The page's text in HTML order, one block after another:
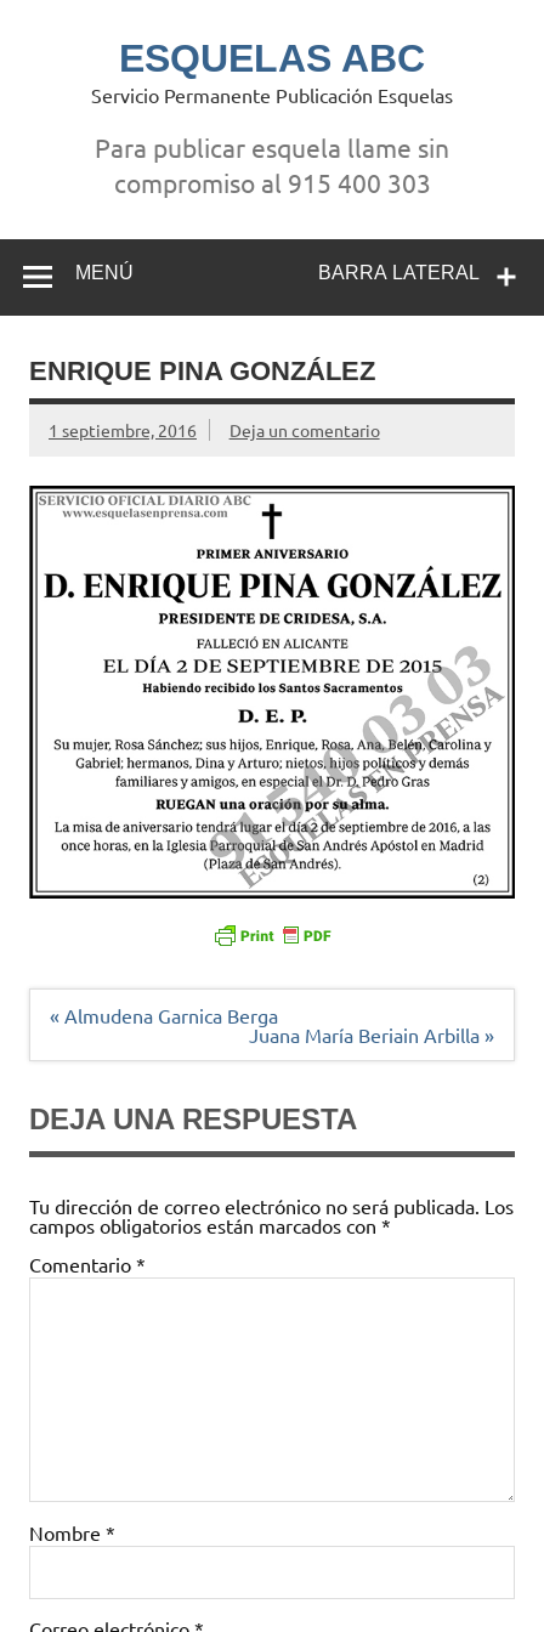
ESQUELAS ABC
Servicio Permanente Publicación Esquelas
Para publicar esquela llame sin
compromiso al 915 400 303
BARRA LATERAL
MENÚ
ENRIQUE PINA GONZÁLEZ
1 septiembre, 2016 Deja un comentario
Navegación
« Almudena Garnica Berga
Juana María Beriain Arbilla »
DEJA UNA RESPUESTA
Tu dirección de correo electrónico no será publicada. Los
campos obligatorios están marcados con *
Comentario *
Nombre *